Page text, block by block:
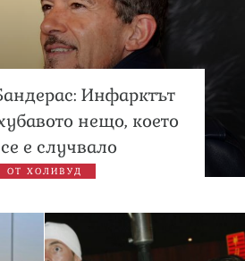
Инфарктът
нещо, което
е случвало
ОТ ХОЛИВУД